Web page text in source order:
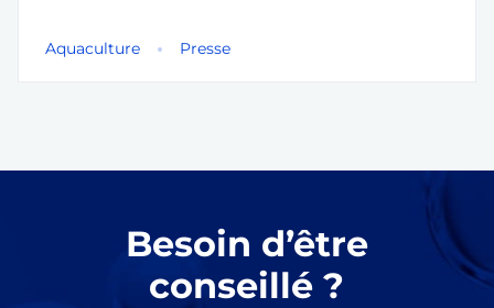
Aquaculture Presse
Besoin d’être
conseillé ?